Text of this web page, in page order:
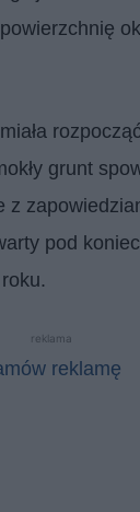
grunt
z
pod
reklama
reklamę